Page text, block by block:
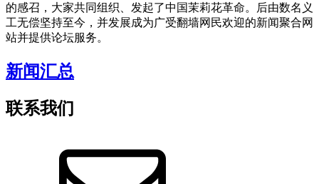
的感召，大家共同组织、发起了中国茉莉花革命。后由数名义
工无偿坚持至今，并发展成为广受翻墙网民欢迎的新闻聚合网
站并提供论坛服务。
新闻汇总
联系我们